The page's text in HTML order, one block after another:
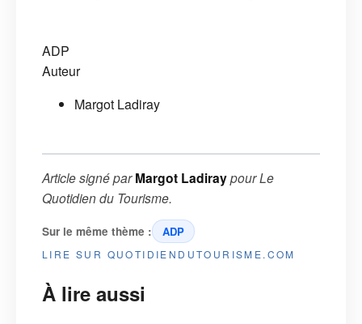
ADP
Auteur
Margot Ladiray
Article signé parMargot LadiraypourLe
Quotidien du Tourisme.
Sur le même thème : ADP
LIRE SUR QUOTIDIENDUTOURISME.COM
À lire aussi